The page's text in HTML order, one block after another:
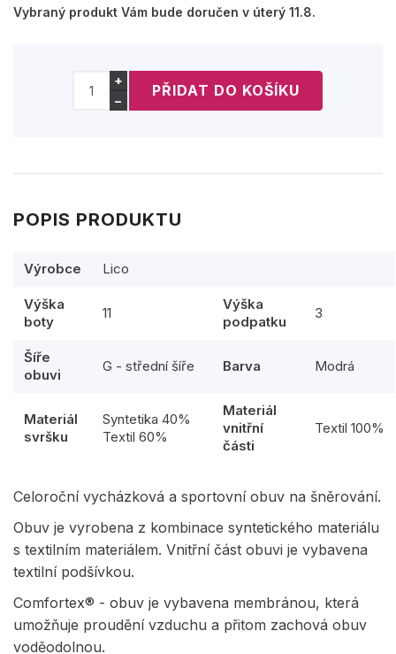
Vybraný produkt Vám bude doručen v úterý 11.8.
+
−
POPIS PRODUKTU
Výrobce Lico
Výška
boty
11
Výška
podpatku
3
Šíře
obuvi
G - střední šíře Barva Modrá
Materiál
svršku
Syntetika 40%
Textil 60%
Materiál
vnitřní
části
Textil 100%
Celoroční vycházková a sportovní obuv na šněrování.
Obuv je vyrobena z kombinace syntetického materiálu
s textilním materiálem. Vnitřní část obuvi je vybavena
textilní podšívkou.
Comfortex® - obuv je vybavena membránou, která
umožňuje proudění vzduchu a přitom zachová obuv
voděodolnou.